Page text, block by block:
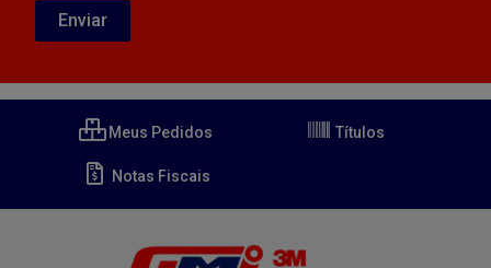
Meus Pedidos Títulos
Notas Fiscais